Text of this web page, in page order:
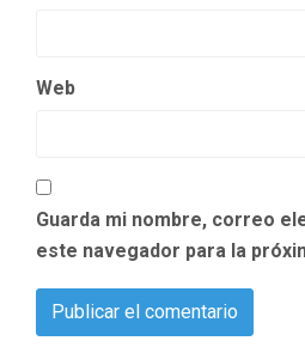
Web
Guarda mi nombre, correo
este navegador para la